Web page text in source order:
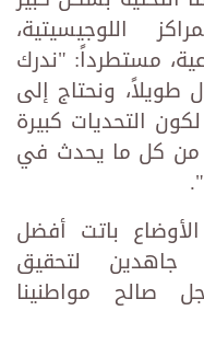
اللوجيسيتية،
مستطرداً: "ندرك
طويلاً، ونحتاج إلى
التحديات كبيرة
من كل ما يحدث في
باتت أفضل
لتحقيق
صالح مواطنينا